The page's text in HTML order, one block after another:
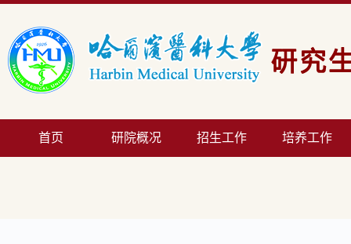
首页 研院概况 招生工作 培养工作